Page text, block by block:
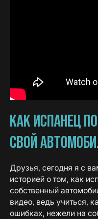
КАК ИСПАНЕЦ
СВОЙ
Друзья, сегодня я с
историей о том, как
собственный
видео, ведь учиться,
ошибках, нежели на